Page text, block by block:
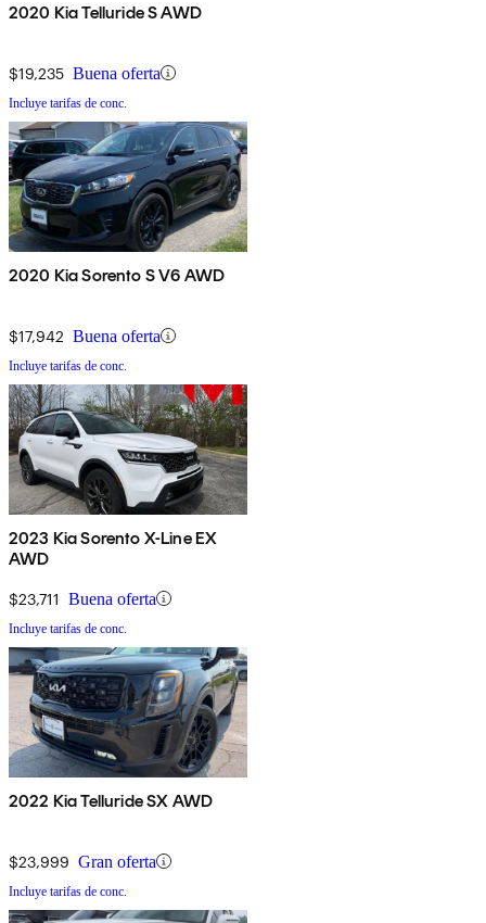
2020 Kia Telluride S AWD
$19,235 Buena oferta
Incluye tarifas de conc.
2020 Kia Sorento S V6 AWD
$17,942 Buena oferta
Incluye tarifas de conc.
2023 Kia Sorento X-Line EX
AWD
$23,711 Buena oferta
Incluye tarifas de conc.
2022 Kia Telluride SX AWD
$23,999 Gran oferta
Incluye tarifas de conc.